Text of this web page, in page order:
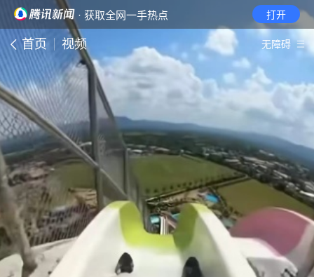
· 获取全网一手热点 打开
首页 视频 无障碍